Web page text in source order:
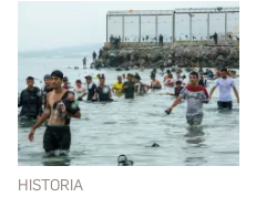
HISTORIA